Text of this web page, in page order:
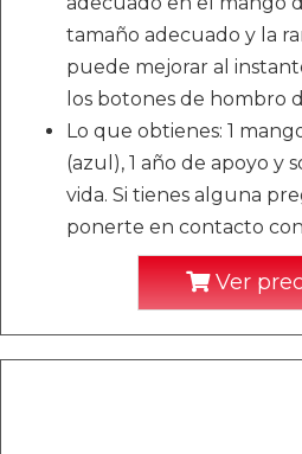
tamaño adecuado y la
puede mejorar al
los botones de hombro
Lo que obtienes: 1
(azul), 1 año de apoyo y
vida. Si tienes alguna
ponerte en contacto
Ver